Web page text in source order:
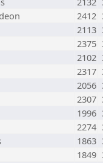
2412
2113
2375
2102
2317
2056
2307
1996
2274
1863
1849